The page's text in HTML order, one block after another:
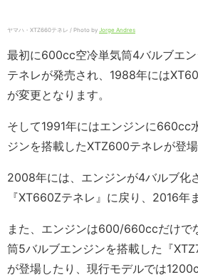
ヤマハ・XTZ660テネレ / Photo by Jorge Andres
最初に600cc空冷単気筒4バルブエ
テネレが発売され、1988年には
が変更となります。
そして1991年にはエンジンに660cc
ジンを搭載したXTZ600テネレが登場
2008年には、エンジンが4バルブ化
『XT660Zテネレ』に戻り、2016年
また、エンジンは600/660ccだけで
筒5バルブエンジンを搭載した『
が登場したり、現行モデルでは